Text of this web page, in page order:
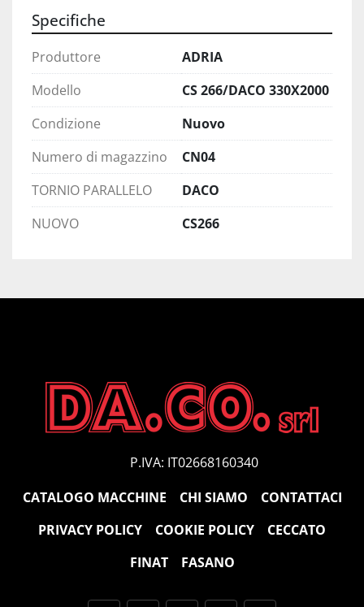
LIBRO ISTRUZIONI DICHIARAZIONE CE
Specifiche
Produttore
ADRIA
Modello
CS 266/DACO 330X2000
Condizione
Nuovo
Numero di magazzino
CN04
TORNIO PARALLELO
DACO
NUOVO
CS266
P.IVA: IT02668160340
CATALOGO MACCHINE
CHI SIAMO
CONTATTACI
PRIVACY POLICY
COOKIE POLICY
CECCATO
FINAT
FASANO